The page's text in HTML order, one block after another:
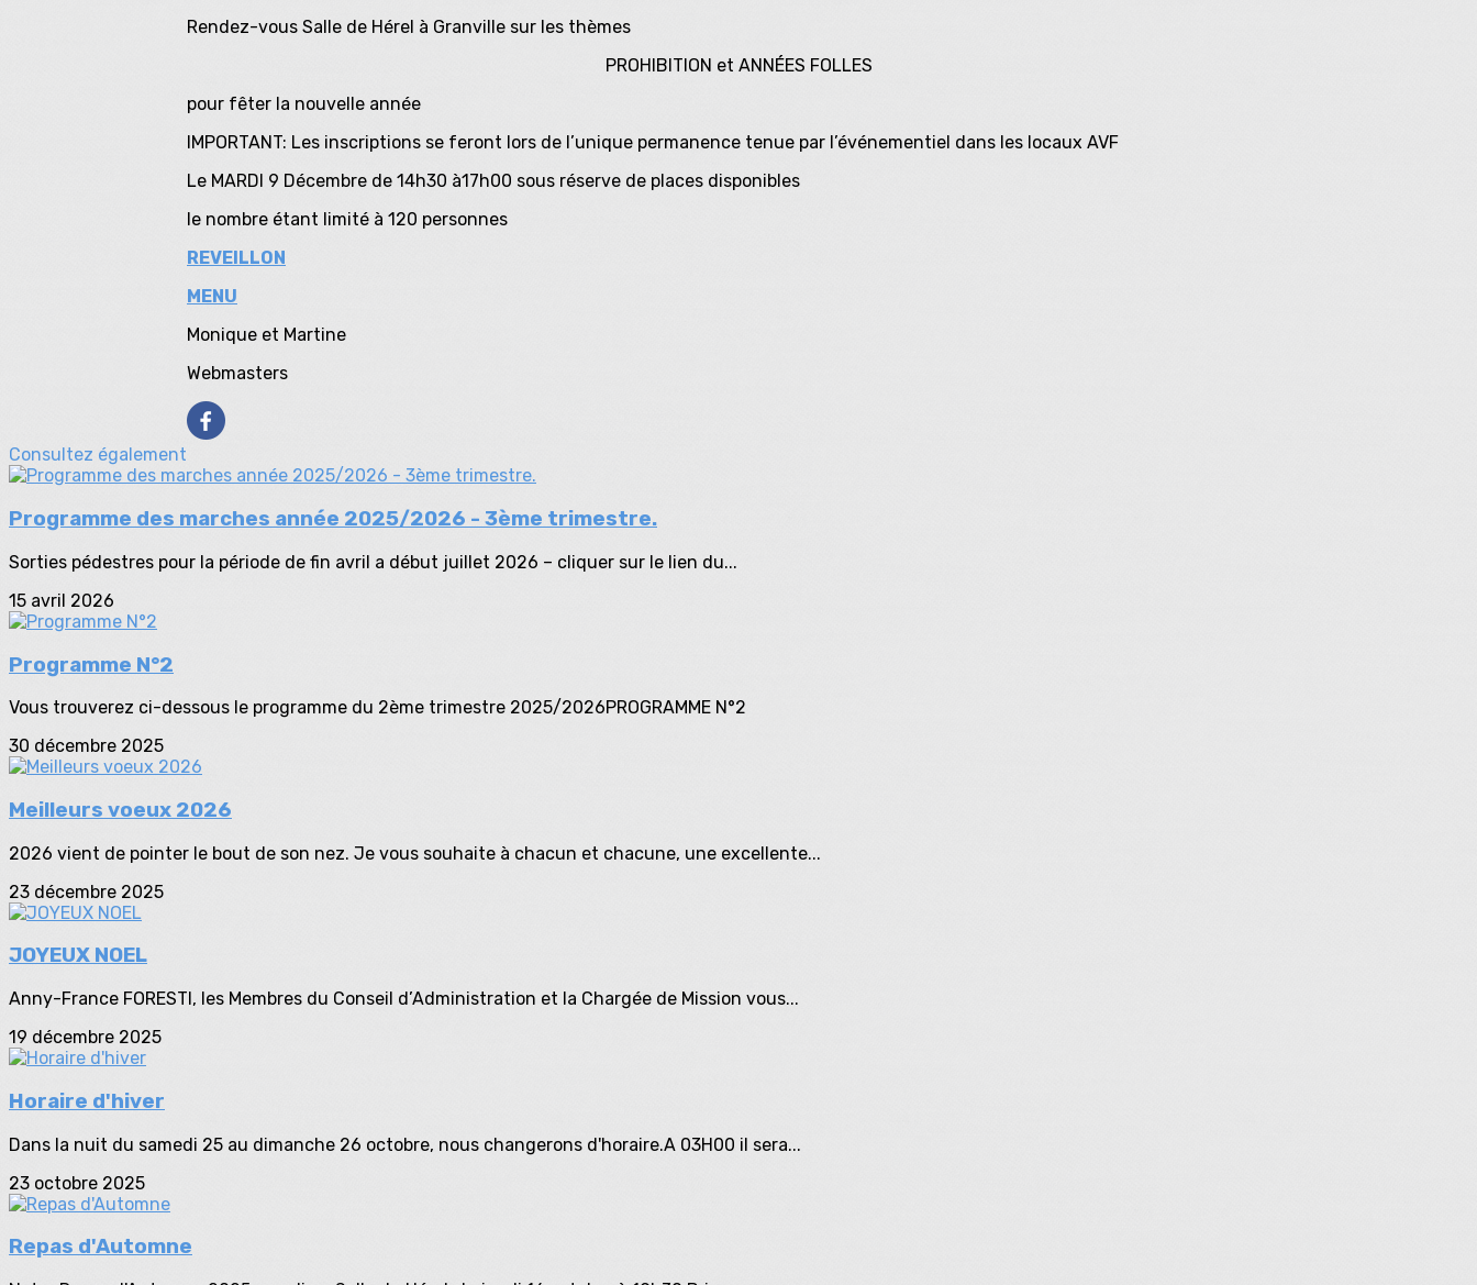
Rendez-vous Salle de Hérel à Granville sur les thèmes
PROHIBITION et ANNÉES FOLLES
pour fêter la nouvelle année
IMPORTANT: Les inscriptions se feront lors de l’unique permanence tenue par l’événementiel dans les locaux AVF
Le MARDI 9 Décembre de 14h30 à17h00 sous réserve de places disponibles
le nombre étant limité à 120 personnes
REVEILLON
MENU
Monique et Martine
Webmasters
Consultez également
Programme des marches année 2025/2026 - 3ème trimestre.
Sorties pédestres pour la période de fin avril a début juillet 2026 – cliquer sur le lien du...
15 avril 2026
Programme N°2
Vous trouverez ci-dessous le programme du 2ème trimestre 2025/2026PROGRAMME N°2
30 décembre 2025
Meilleurs voeux 2026
2026 vient de pointer le bout de son nez. Je vous souhaite à chacun et chacune, une excellente...
23 décembre 2025
JOYEUX NOEL
Anny-France FORESTI, les Membres du Conseil d’Administration et la Chargée de Mission vous...
19 décembre 2025
Horaire d'hiver
Dans la nuit du samedi 25 au dimanche 26 octobre, nous changerons d'horaire.A 03H00 il sera...
23 octobre 2025
Repas d'Automne